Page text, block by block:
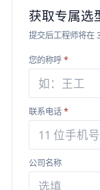
获取专属选
提交后工程师将在
您的称呼*
联系电话*
公司名称